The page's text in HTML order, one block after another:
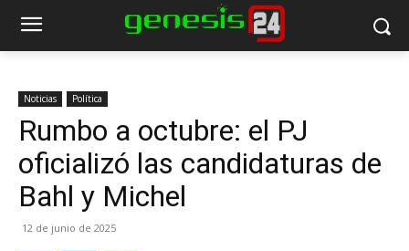
Noticias Política
Rumbo a octubre: el PJ
oficializó las candidaturas de
Bahl y Michel
12 de junio de 2025